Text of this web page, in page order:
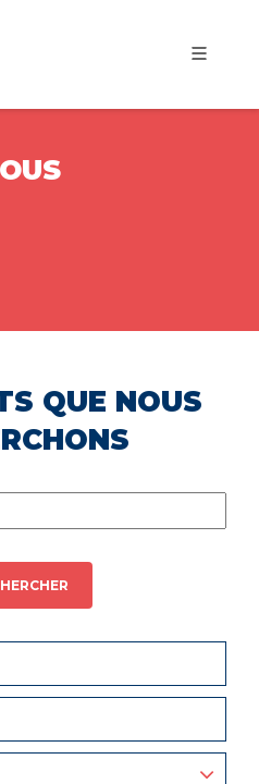
QUE NOUS